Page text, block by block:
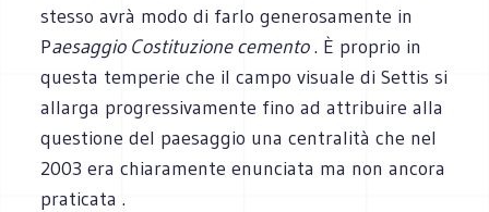
stesso avrà modo di farlo generosamente in
Paesaggio Costituzione cemento. È proprio in
questa temperie che il campo visuale di Settis si
allarga progressivamente fino ad attribuire alla
questione del paesaggio una centralità che nel
2003 era chiaramente enunciata ma non ancora
praticata .